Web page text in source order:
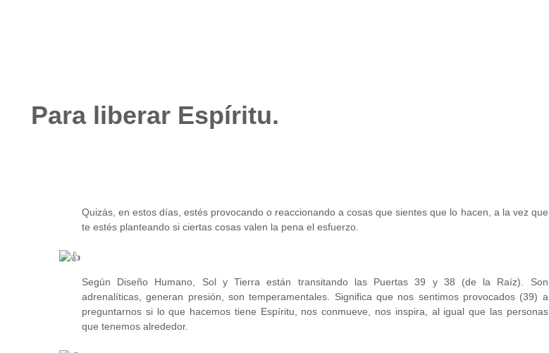
Para liberar Espíritu.
Quizás, en estos días, estés provocando o reaccionando a cosas que sientes que lo hacen, a la vez que
te estés planteando si ciertas cosas valen la pena el esfuerzo.
Según Diseño Humano, Sol y Tierra están transitando las Puertas 39 y 38 (de la Raíz). Son
adrenalíticas, generan presión, son temperamentales. Significa que nos sentimos provocados (39) a
preguntarnos si lo que hacemos tiene Espíritu, nos conmueve, nos inspira, al igual que las personas
que tenemos alrededor.